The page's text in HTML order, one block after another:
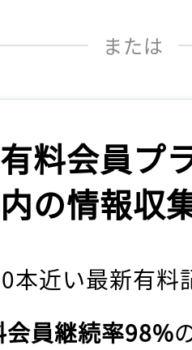
または
有料会員プ
の情報収
本近い最新有料
会員継続率98%